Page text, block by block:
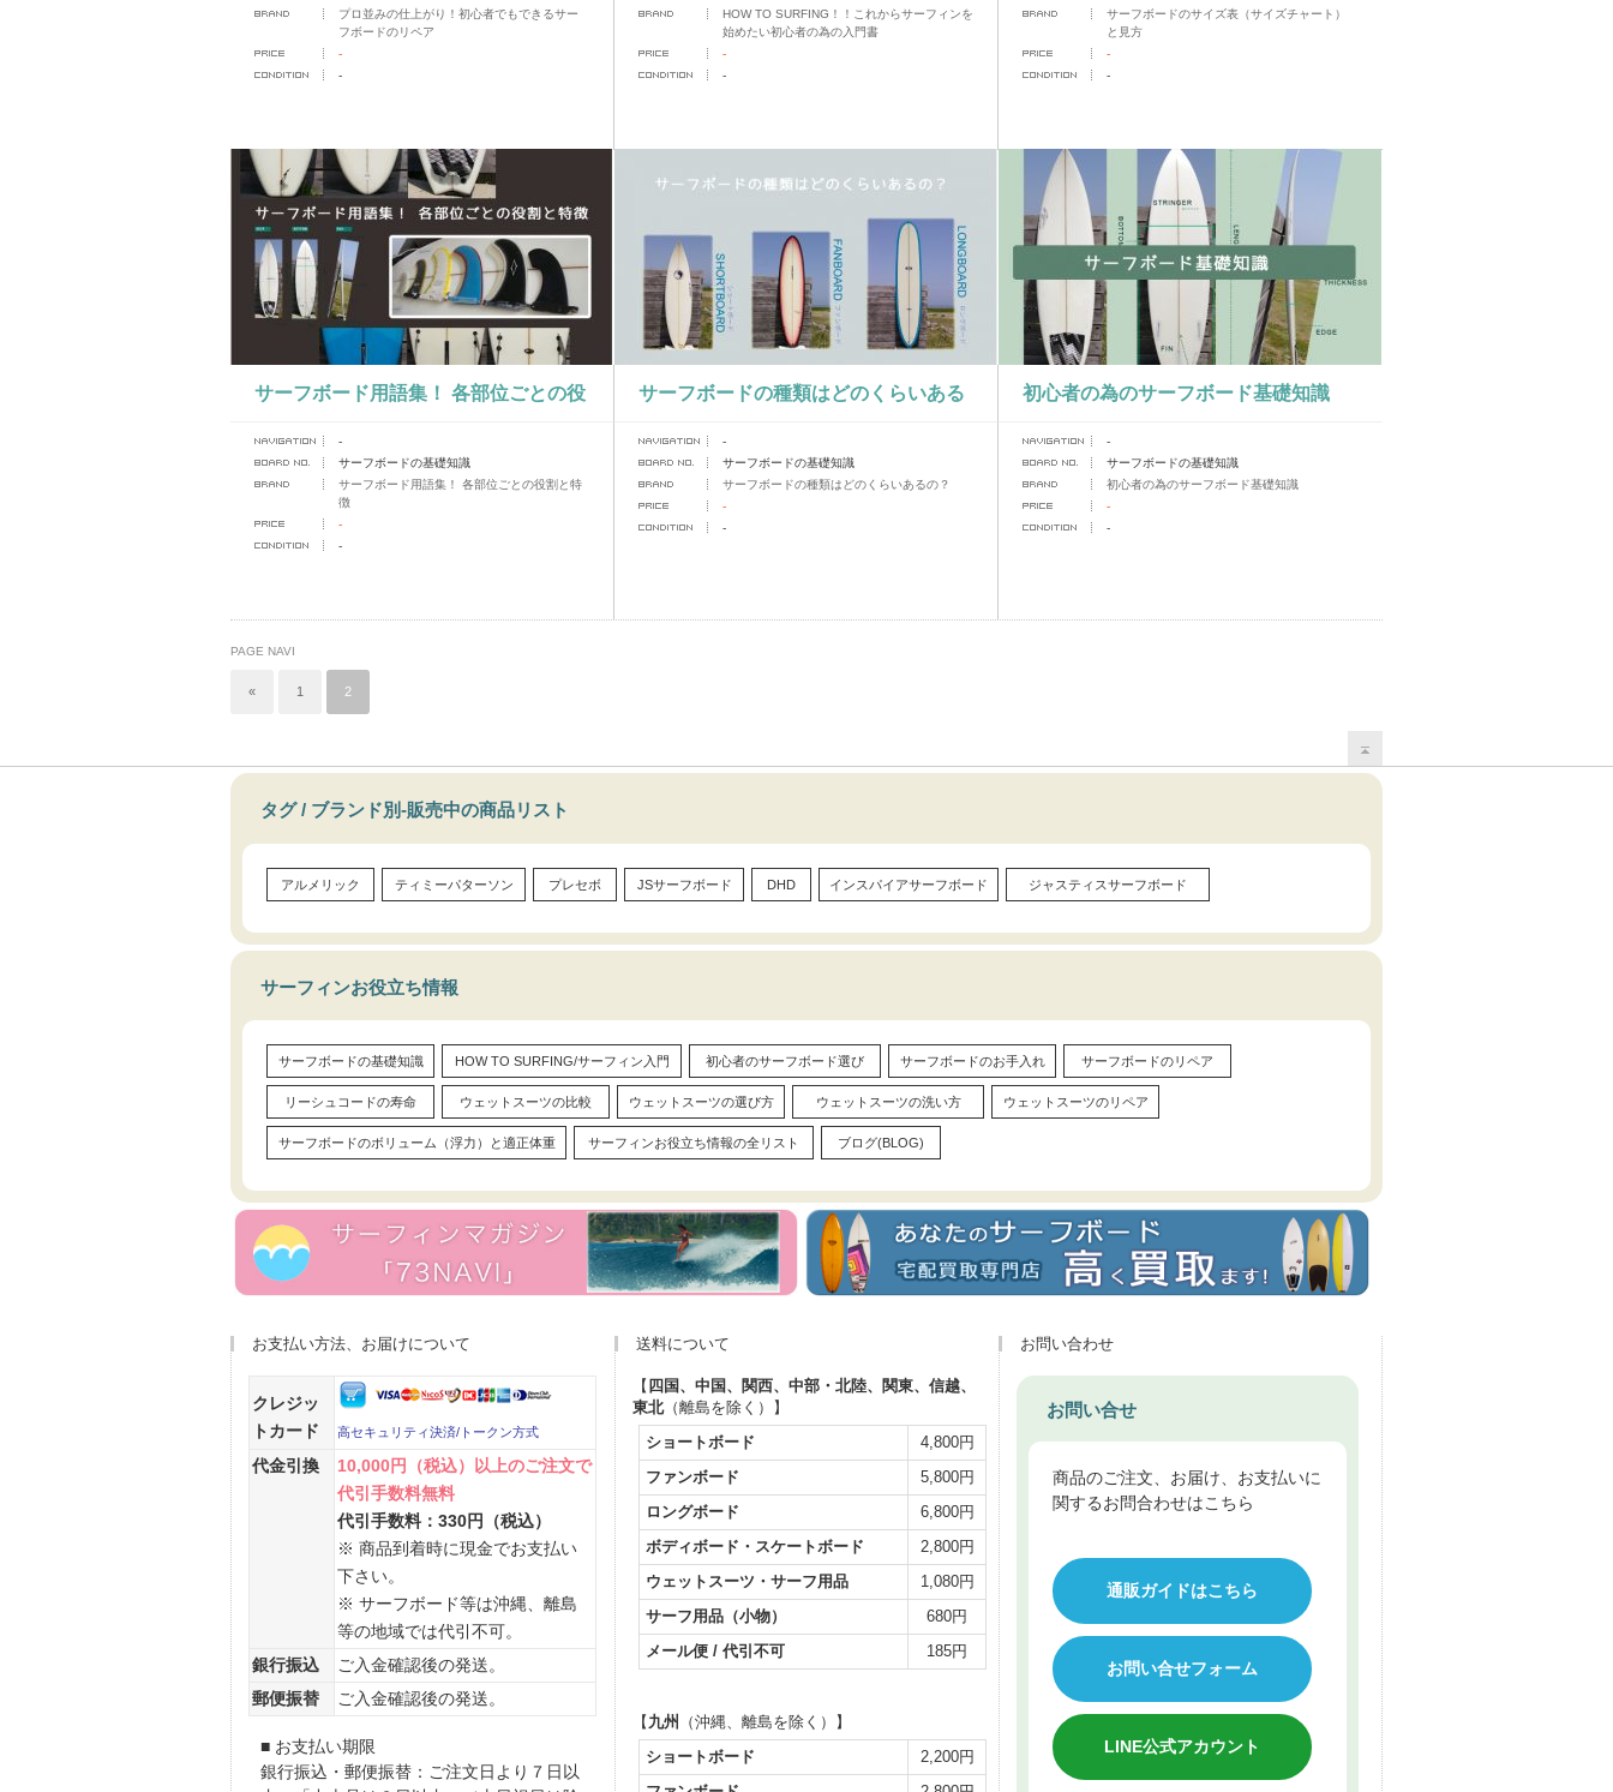
プロ並みの仕上がり！初心者でもできるサー
フボードのリペア
-
-
HOW TO SURFING！！これからサーフィンを
始めたい初心者の為の入門書
-
-
サーフボードのサイズ表（サイズチャート）
と見方
-
-
サーフボード用語集！ 各部位ごとの役
割と特徴
-
サーフボードの基礎知識
サーフボード用語集！ 各部位ごとの役割と特
徴
-
-
サーフボードの種類はどのくらいある
の？
-
サーフボードの基礎知識
サーフボードの種類はどのくらいあるの？
-
-
初心者の為のサーフボード基礎知識
-
サーフボードの基礎知識
初心者の為のサーフボード基礎知識
-
-
PAGE NAVI
« 1 2
タグ / ブランド別-販売中の商品リスト
アルメリック ティミーパターソン プレセボ JSサーフボード DHD インスパイアサーフボード ジャスティスサーフボード
サーフィンお役立ち情報
サーフボードの基礎知識 HOW TO SURFING/サーフィン入門 初心者のサーフボード選び サーフボードのお手入れ サーフボードのリペア
リーシュコードの寿命 ウェットスーツの比較 ウェットスーツの選び方 ウェットスーツの洗い方 ウェットスーツのリペア
サーフボードのボリューム（浮力）と適正体重 サーフィンお役立ち情報の全リスト ブログ(BLOG)
お支払い方法、お届けについて
クレジッ
トカード
高セキュリティ決済/トークン方式
代金引換
10,000円（税込）以上のご注文で
代引手数料無料
代引手数料：330円（税込）
※ 商品到着時に現金でお支払い
下さい。
※ サーフボード等は沖縄、離島
等の地域では代引不可。
銀行振込
ご入金確認後の発送。
郵便振替
ご入金確認後の発送。
■ お支払い期限
銀行振込・郵便振替：ご注文日より７日以
送料について
【 四国、中国、関西、中部・北陸、関東、信越、
東北（離島を除く）】
ショートボード
4,800円
ファンボード
5,800円
ロングボード
6,800円
ボディボード・スケートボード
2,800円
ウェットスーツ・サーフ用品
1,080円
サーフ用品（小物）
680円
メール便 / 代引不可
185円
【 九州
（沖縄、離島を除く）】
ショートボード
2,200円
お問い合わせ
お問い合せ
商品のご注文、お届け、お支払いに
関するお問合わせはこちら
通販ガイドはこちら
お問い合せフォーム
LINE公式アカウント